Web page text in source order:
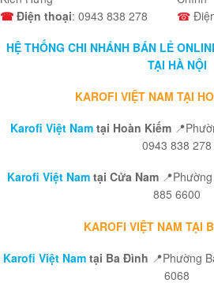
☎ Điện thoại: 0943 838 278
☎
HỆ THỐNG CHI NHÁNH BÁN LẺ
TẠI HÀ NỘI
KAROFI VIỆT NAM TẠI
Karofi Việt Namtại Hoàn Kiếm
0943 838 278
Karofi Việt Nam tại Cửa Nam
885 6600
KAROFI VIỆT NAM TẠI
Karofi Việt Nam tại Ba Đình 📍Phường
6068